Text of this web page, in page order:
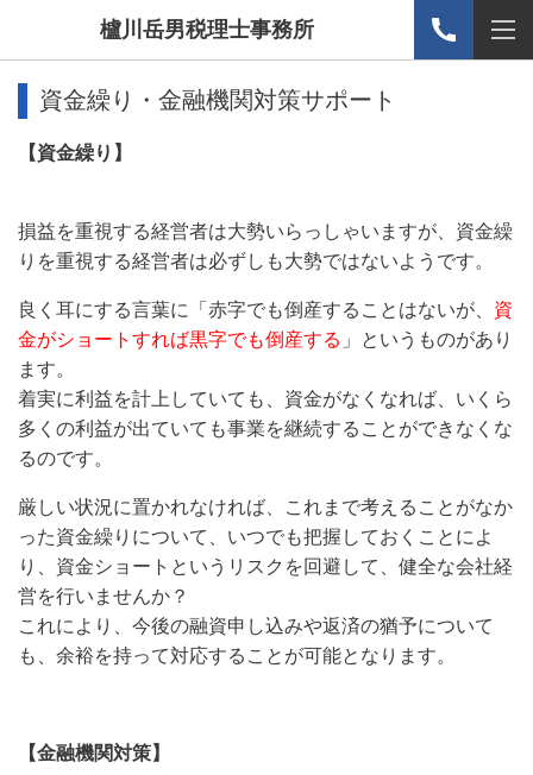
櫨川岳男税理士事務所
資金繰り・金融機関対策サポート
【資金繰り】
損益を重視する経営者は大勢いらっしゃいますが、資金繰
りを重視する経営者は必ずしも大勢ではないようです。
良く耳にする言葉に「赤字でも倒産することはないが、 資
金がショートすれば黒字でも倒産する 」というものがあり
ます。
着実に利益を計上していても、資金がなくなれば、いくら
多くの利益が出ていても事業を継続することができなくな
るのです。
厳しい状況に置かれなければ、これまで考えることがなか
った資金繰りについて、いつでも把握しておくことによ
り、資金ショートというリスクを回避して、健全な会社経
営を行いませんか？
これにより、今後の融資申し込みや返済の猶予について
も、余裕を持って対応することが可能となります。
【金融機関対策】